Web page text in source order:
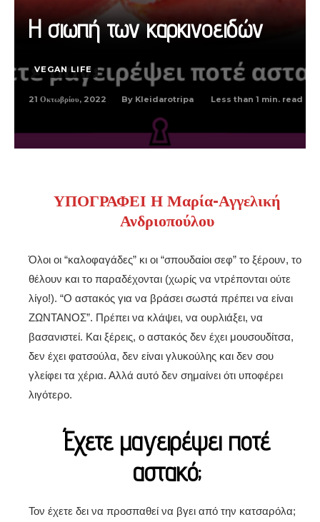
Η σιωπή των καρκινοειδών
VEGAN LIFE
21 Οκτωβρίου, 2022 By Kleidarotripa Less than 1 min. read
ΥΠΟΓΡΑΦΕΙ Η Μαρία-Αγγελική
Ανδριοπούλου
Όλοι οι “καλοφαγάδες” κι οι “σπουδαίοι σεφ” το ξέρουν, το
θέλουν και το παραδέχονται (χωρίς να ντρέπονται ούτε
λίγο!). “Ο αστακός για να βράσει σωστά πρέπει να είναι
ΖΩΝΤΑΝΟΣ”. Πρέπει να κλάψει, να ουρλιάξει, να
βασανιστεί. Και ξέρεις, ο αστακός δεν έχει μουσουδίτσα,
δεν έχει φατσούλα, δεν είναι γλυκούλης και δεν σου
γλείφει τα χέρια. Αλλά αυτό δεν σημαίνει ότι υποφέρει
λιγότερο.
Έχετε μαγειρέψει ποτέ
αστακό;
Τον έχετε δει να προσπαθεί να βγει από την κατσαρόλα;